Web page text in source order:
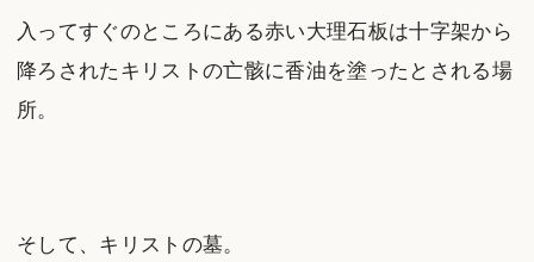
入ってすぐのところにある赤い大理石板は十字架から
降ろされたキリストの亡骸に香油を塗ったとされる場
所。
そして、キリストの墓。